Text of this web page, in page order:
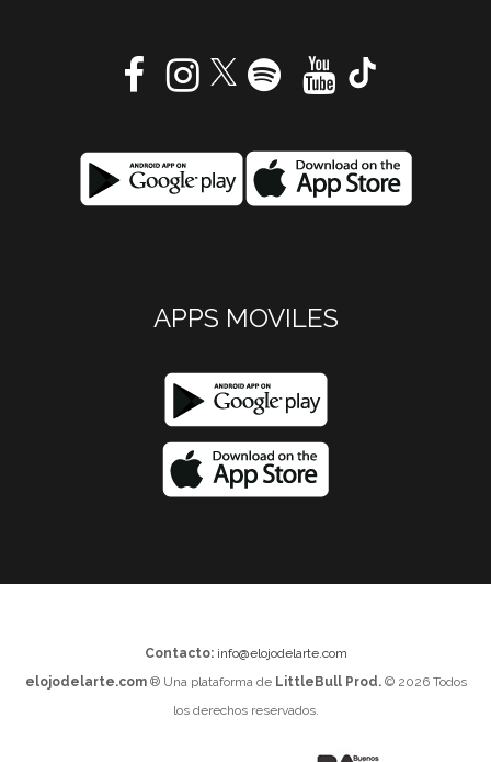
APPS MOVILES
Contacto: info@elojodelarte.com
elojodelarte.com® Una plataforma de LittleBull Prod.© 2026 Todos
los derechos reservados.